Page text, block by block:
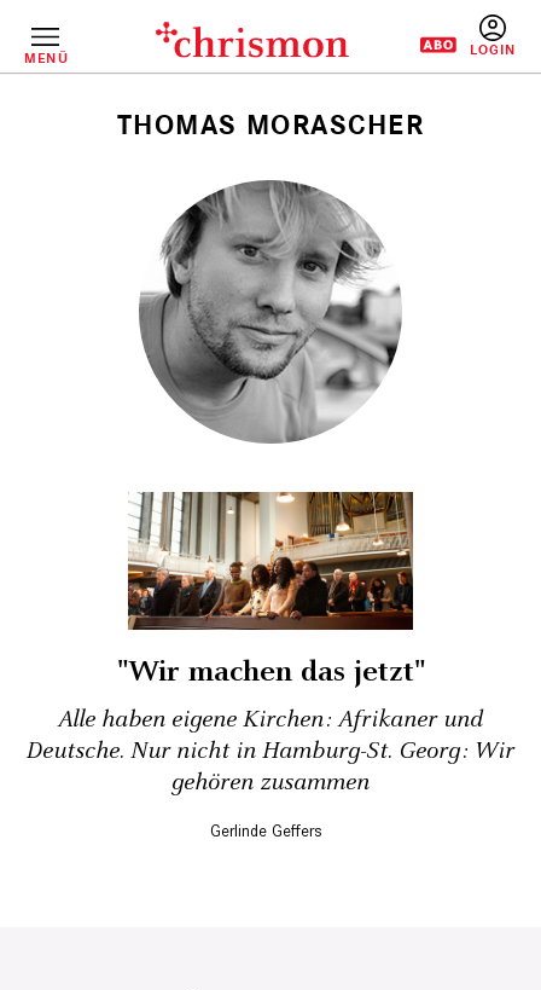
InhaltMENÜ
Pfadnavigation
THOMAS MORASCHER
"Wir machen das jetzt"
Alle haben eigene Kirchen: Afrikaner und
Deutsche. Nur nicht in Hamburg-St. Georg: Wir
gehören zusammen
Gerlinde Geffers